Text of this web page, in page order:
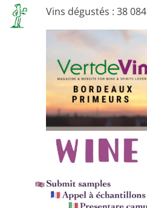
Vins dégustés : 38 084